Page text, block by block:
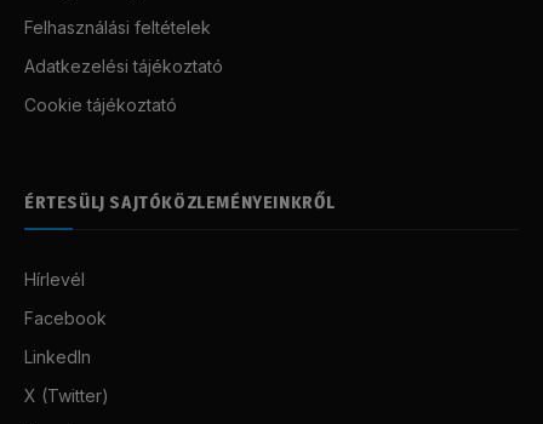
Felhasználási feltételek
Adatkezelési tájékoztató
Cookie tájékoztató
ÉRTESÜLJ SAJTÓKÖZLEMÉNYEINKRŐL
Hírlevél
Facebook
LinkedIn
X (Twitter)